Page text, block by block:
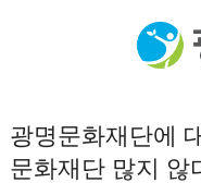
광명문화재단에
문화재단 많지 않